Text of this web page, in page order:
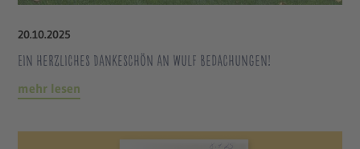
20.10.2025
Ein herzliches Dankeschön an Wulf Bedachungen!
mehr lesen